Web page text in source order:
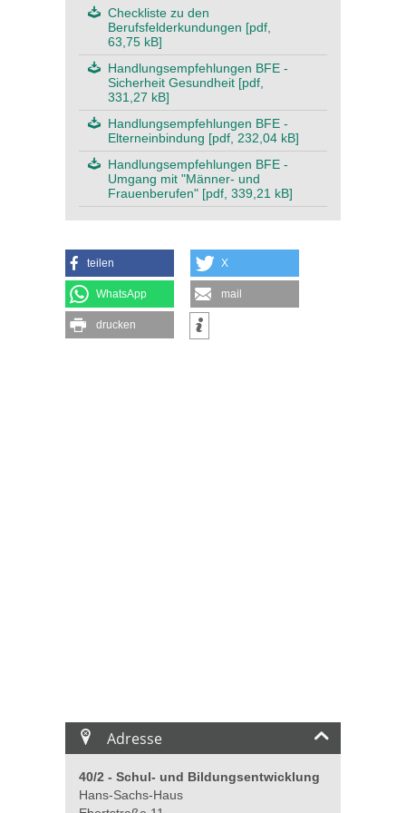
Checkliste zu den
Berufsfelderkundungen [pdf,
63,75 kB]
Handlungsempfehlungen BFE -
Sicherheit Gesundheit [pdf,
331,27 kB]
Handlungsempfehlungen BFE -
Elterneinbindung [pdf, 232,04 kB]
Handlungsempfehlungen BFE -
Umgang mit "Männer- und
Frauenberufen" [pdf, 339,21 kB]
teilen X
WhatsApp mail
drucken
Adresse
40/2 - Schul- und Bildungsentwicklung
Hans-Sachs-Haus